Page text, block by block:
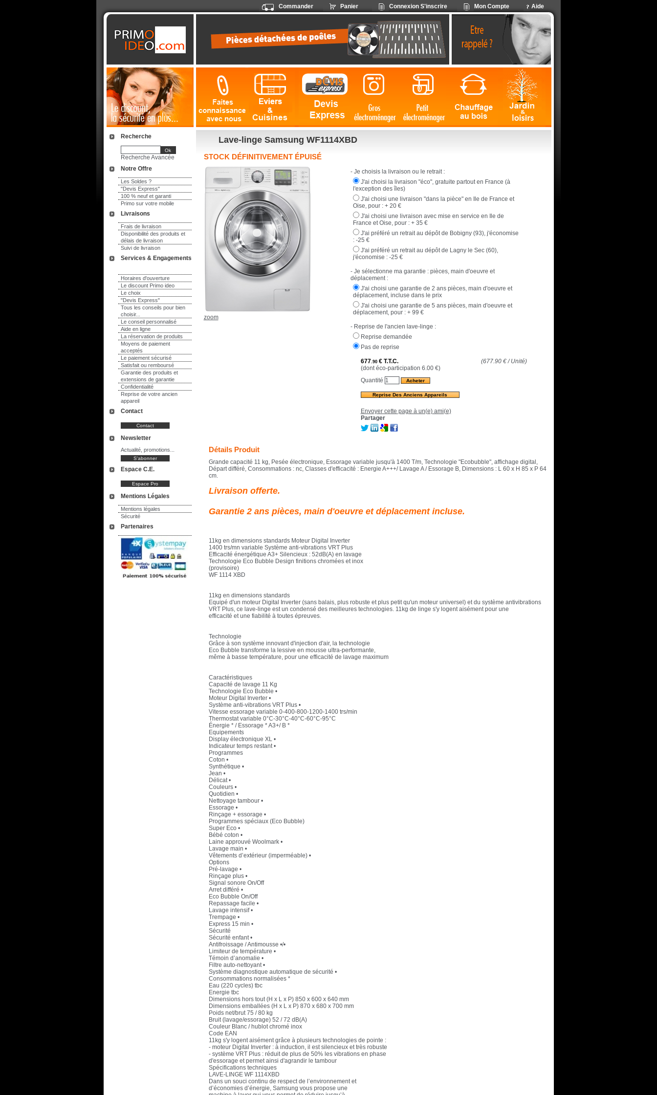
Aide
Mon Compte
Connexion S'inscrire
Panier
Commander
Notre Offre
Les Soldes ?
"Devis Express"
100 % neuf et garanti
Primo sur votre mobile
Livraisons
Frais de livraison
Disponibilité des produits et
délais de livraison
Suivi de livraison
Services & Engagements
Horaires d'ouverture
Le discount Primo ideo
Le choix
"Devis Express"
Tous les conseils pour bien
choisir...
Le conseil personnalisé
Aide en ligne
La réservation de produits
Moyens de paiement
acceptés
Le paiement sécurisé
Satisfait ou remboursé
Garantie des produits et
extensions de garantie
Confidentialité
Reprise de votre ancien
appareil
Recherche
Recherche Avancée
Contact
Newsletter
Actualité, promotions...
Espace C.E.
Mentions Légales
Mentions légales
Sécurité
Partenaires
Lave-linge Samsung WF1114XBD
STOCK DÉFINITIVEMENT ÉPUISÉ
zoom
- Je choisis la livraison ou le retrait :
J'ai choisi la livraison "éco", gratuite partout en France (à
l'exception des îles)
J'ai choisi une livraison "dans la pièce" en Ile de France et
Oise, pour :+ 20 €
J'ai choisi une livraison avec mise en service en Ile de
France et Oise, pour :+ 35 €
J'ai préféré un retrait au dépôt de Bobigny (93), j'économise
:-25 €
J'ai préféré un retrait au dépôt de Lagny le Sec (60),
j'économise :-25 €
- Je sélectionne ma garantie : pièces, main d'oeuvre et
déplacement :
J'ai choisi une garantie de 2 ans pièces, main d'oeuvre et
déplacement, incluse dans le prix
J'ai choisi une garantie de 5 ans pièces, main d'oeuvre et
déplacement, pour :+ 99 €
- Reprise de l'ancien lave-linge :
Reprise demandée
Pas de reprise
(677.90 €/ Unité)
677.90€ T.T.C.
(dont éco-participation 6.00 €)
Quantité
Reprise Des Anciens Appareils
Envoyer cette page à un(e) ami(e)
Partager
Détails Produit
Grande capacité 11 kg, Pesée électronique, Essorage variable jusqu'à 1400 T/m, Technologie "Ecobubble", affichage digital,
Départ différé, Consommations : nc, Classes d'efficacité : Energie A+++/ Lavage A / Essorage B, Dimensions : L 60 x H 85 x P 64
cm.
Livraison offerte.
Garantie 2 ans pièces, main d'oeuvre et déplacement incluse.
11kg en dimensions standards Moteur Digital Inverter
1400 trs/mn variable Système anti-vibrations VRT Plus
Efficacité énergétique A3+ Silencieux : 52dB(A) en lavage
Technologie Eco Bubble Design finitions chromées et inox
(provisoire)
WF 1114 XBD
11kg en dimensions standards
Equipé d'un moteur Digital Inverter (sans balais, plus robuste et plus petit qu'un moteur universel) et du système antivibrations
VRT Plus, ce lave-linge est un condensé des meilleures technologies. 11kg de linge s'y logent aisément pour une
efficacité et une fiabilité à toutes épreuves.
Technologie
Grâce à son système innovant d'injection d'air, la technologie
Eco Bubble transforme la lessive en mousse ultra-performante,
même à basse température, pour une efficacité de lavage maximum
Caractéristiques
Capacité de lavage 11 Kg
Technologie Eco Bubble •
Moteur Digital Inverter •
Système anti-vibrations VRT Plus •
Vitesse essorage variable 0-400-800-1200-1400 trs/min
Thermostat variable 0°C-30°C-40°C-60°C-95°C
Énergie * / Essorage * A3+/ B *
Equipements
Display électronique XL •
Indicateur temps restant •
Programmes
Coton •
Synthétique •
Jean •
Délicat •
Couleurs •
Quotidien •
Nettoyage tambour •
Essorage •
Rinçage + essorage •
Programmes spéciaux (Eco Bubble)
Super Eco •
Bébé coton •
Laine approuvé Woolmark •
Lavage main •
Vêtements d’extérieur (imperméable) •
Options
Pré-lavage •
Rinçage plus •
Signal sonore On/Off
Arret différé •
Eco Bubble On/Off
Repassage facile •
Lavage intensif •
Trempage •
Express 15 min •
Sécurité
Sécurité enfant •
Antifroissage / Antimousse •/•
Limiteur de température •
Témoin d’anomalie •
Filtre auto-nettoyant •
Système diagnostique automatique de sécurité •
Consommations normalisées *
Eau (220 cycles) tbc
Energie tbc
Dimensions hors tout (H x L x P) 850 x 600 x 640 mm
Dimensions emballées (H x L x P) 870 x 680 x 700 mm
Poids net/brut 75 / 80 kg
Bruit (lavage/essorage) 52 / 72 dB(A)
Couleur Blanc / hublot chromé inox
Code EAN
11kg s'y logent aisément grâce à plusieurs technologies de pointe :
- moteur Digital Inverter : à induction, il est silencieux et très robuste
- système VRT Plus : réduit de plus de 50% les vibrations en phase
d'essorage et permet ainsi d'agrandir le tambour
Spécifications techniques
LAVE-LINGE WF 1114XBD
Dans un souci continu de respect de l’environnement et
d’économies d’énergie, Samsung vous propose une